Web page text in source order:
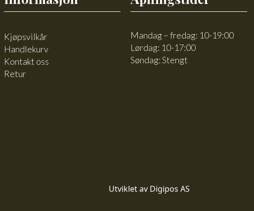
Kjøpsvilkår
Handlekurv
Kontakt oss
Retur
Mandag – fredag: 10-19:00
Lørdag: 10-17:00
Søndag: Stengt
Utviklet av Digipos AS